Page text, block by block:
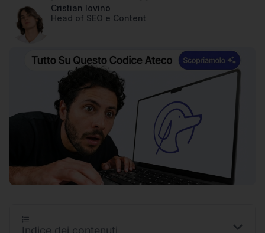
Cristian Iovino
Head of SEO e Content
Indice dei contenuti